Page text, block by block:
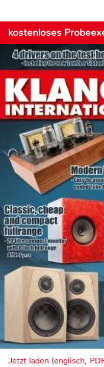
kostenloses
Jetzt laden (englisch,